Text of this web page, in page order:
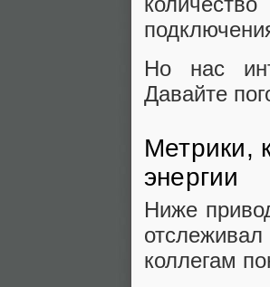
Но нас
Давайте
Метрики,
энергии
Ниже
коллегам